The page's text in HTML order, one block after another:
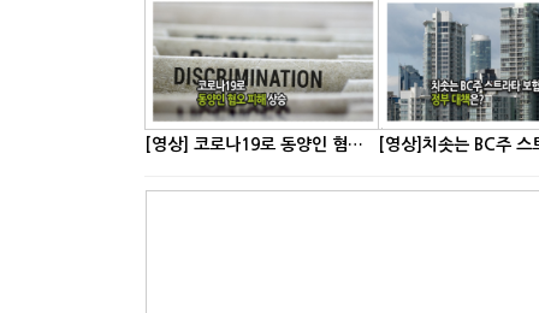
[영상] 코로나19로 동양인 혐오 피해 상승